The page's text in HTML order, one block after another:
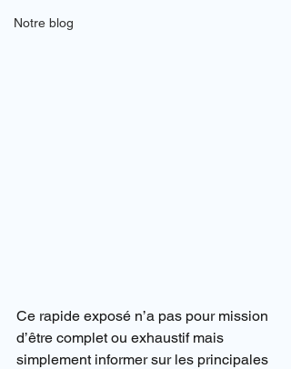
Notre blog
Ce rapide exposé n’a pas pour mission
d’être complet ou exhaustif mais
simplement informer sur les principales